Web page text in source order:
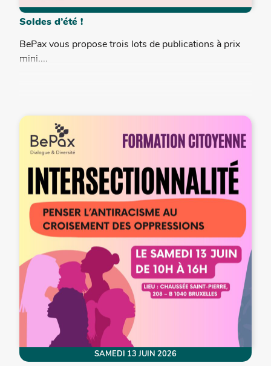
Soldes d’été !
BePax vous propose trois lots de publications à prix
mini....
SAMEDI 13 JUIN 2026